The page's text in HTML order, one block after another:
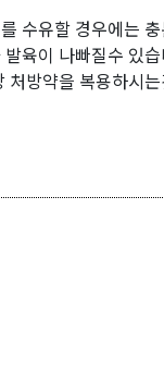
수유할 경우에는
육이 나빠질수 있
처방약을 복용하시